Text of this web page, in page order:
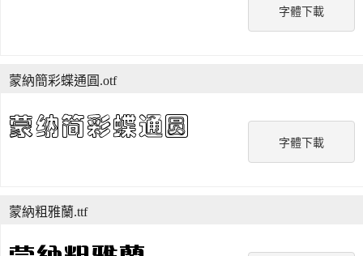
字體下載
字體下載
蒙納簡彩蝶通圓.otf
蒙納粗雅蘭.ttf